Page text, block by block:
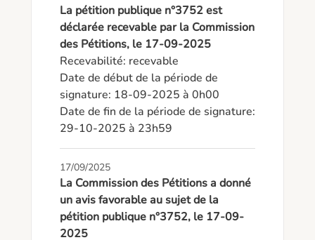
La pétition publique n°3752 est
déclarée recevable par la Commission
des Pétitions, le 17-09-2025
Recevabilité: recevable
Date de début de la période de
signature: 18-09-2025 à 0h00
Date de fin de la période de signature:
29-10-2025 à 23h59
17/09/2025
La Commission des Pétitions a donné
un avis favorable au sujet de la
pétition publique n°3752, le 17-09-
2025